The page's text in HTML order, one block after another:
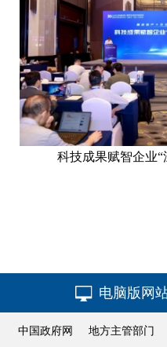
科技成果赋智企业“
电脑版网
中国政府网 地方主管部门